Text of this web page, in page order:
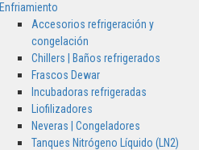
Enfriamiento
Accesorios refrigeración y
congelación
Chillers | Baños refrigerados
Frascos Dewar
Incubadoras refrigeradas
Liofilizadores
Neveras | Congeladores
Tanques Nitrógeno Líquido (LN2)